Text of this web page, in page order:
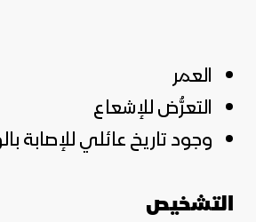
العمر
التعرُّض للإشعاع
وجود تاريخ عائلي للإصابة
التشخيص